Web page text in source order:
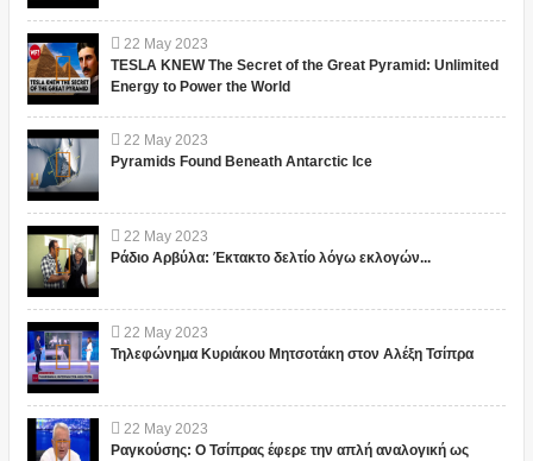
22 May 2023
TESLA KNEW The Secret of the Great Pyramid: Unlimited
Energy to Power the World
22 May 2023
Pyramids Found Beneath Antarctic Ice
22 May 2023
Ράδιο Αρβύλα: Έκτακτο δελτίο λόγω εκλογών...
22 May 2023
Τηλεφώνημα Κυριάκου Μητσοτάκη στον Αλέξη Τσίπρα
22 May 2023
Ραγκούσης: Ο Τσίπρας έφερε την απλή αναλογική ως